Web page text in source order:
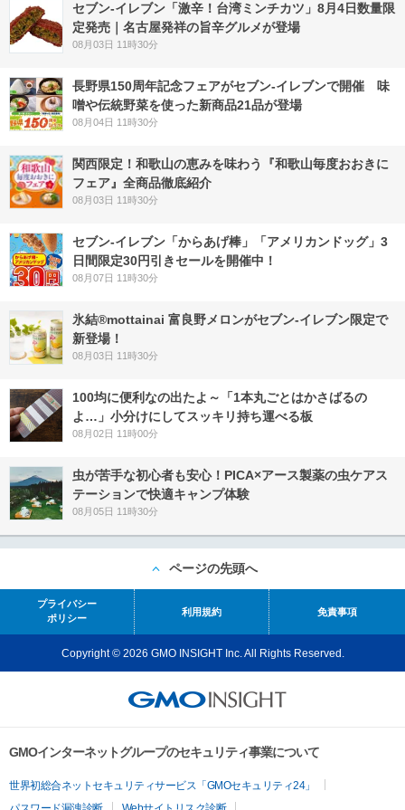
セブン-イレブン「激辛！台湾ミンチカツ」8月4日数量限
定発売｜名古屋発祥の旨辛グルメが登場
08月03日 11時30分
長野県150周年記念フェアがセブン-イレブンで開催 味
噌や伝統野菜を使った新商品21品が登場
08月04日 11時30分
関西限定！和歌山の恵みを味わう『和歌山毎度おおきに
フェア』全商品徹底紹介
08月03日 11時30分
セブン‐イレブン「からあげ棒」「アメリカンドッグ」3
日間限定30円引きセールを開催中！
08月07日 11時30分
氷結®mottainai 富良野メロンがセブン‐イレブン限定で
新登場！
08月03日 11時30分
100均に便利なの出たよ～「1本丸ごとはかさばるの
よ…」小分けにしてスッキリ持ち運べる板
08月02日 11時00分
虫が苦手な初心者も安心！PICA×アース製薬の虫ケアス
テーションで快適キャンプ体験
08月05日 11時30分
ページの先頭へ
プライバシー
ポリシー
利用規約 免責事項
Copyright © 2026 GMO INSIGHT Inc. All Rights Reserved.
GMOインターネットグループのセキュリティ事業について
世界初総合ネットセキュリティサービス「GMOセキュリティ24」